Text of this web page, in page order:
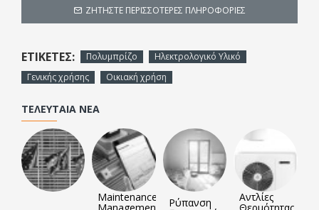
ΖΗΤΉΣΤΕ ΠΕΡΙΣΣΌΤΕΡΕΣ ΠΛΗΡΟΦΟΡΊΕΣ
ΕΤΙΚΈΤΕΣ: Πολυμπρίζο
Ηλεκτρολογικό Υλικό
Γενικής χρήσης
Οικιακή χρήση
ΤΕΛΕΥΤΑΊΑ ΝΈΑ
Maintenance Ρύπανση Αντλίες